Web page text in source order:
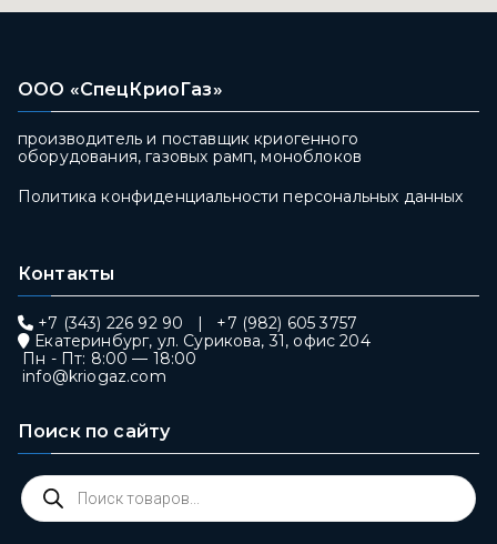
ООО «СпецКриоГаз»
производитель и поставщик криогенного
оборудования, газовых рамп, моноблоков
Политика конфиденциальности персональных данных
Контакты
+7 (343) 226 92 90
+7 (982) 605 3757
Екатеринбург, ул. Сурикова, 31, офис 204
Пн - Пт: 8:00 — 18:00
info@kriogaz.com
Поиск по сайту